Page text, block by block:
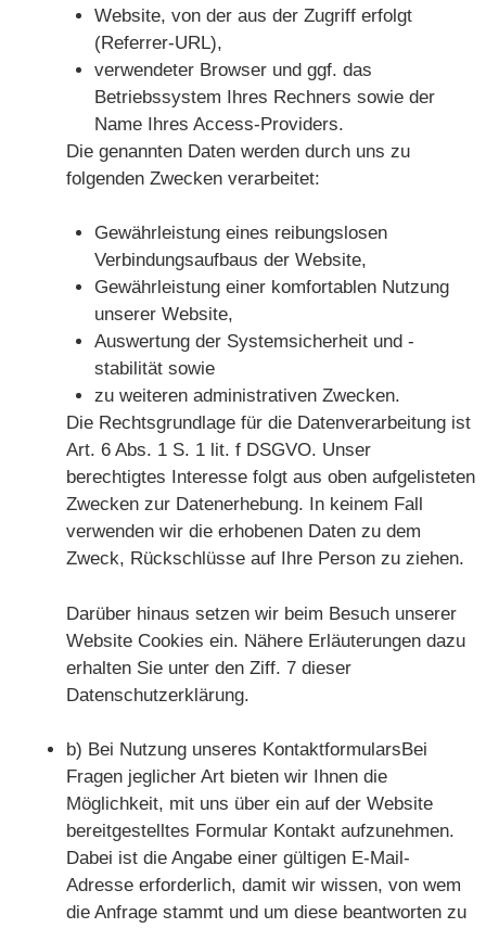
Website, von der aus der Zugriff erfolgt
(Referrer-URL),
verwendeter Browser und ggf. das
Betriebssystem Ihres Rechners sowie der
Name Ihres Access-Providers.
Die genannten Daten werden durch uns zu
folgenden Zwecken verarbeitet:
Gewährleistung eines reibungslosen
Verbindungsaufbaus der Website,
Gewährleistung einer komfortablen Nutzung
unserer Website,
Auswertung der Systemsicherheit und -
stabilität sowie
zu weiteren administrativen Zwecken.
Die Rechtsgrundlage für die Datenverarbeitung ist
Art. 6 Abs. 1 S. 1 lit. f DSGVO. Unser
berechtigtes Interesse folgt aus oben aufgelisteten
Zwecken zur Datenerhebung. In keinem Fall
verwenden wir die erhobenen Daten zu dem
Zweck, Rückschlüsse auf Ihre Person zu ziehen.
Darüber hinaus setzen wir beim Besuch unserer
Website Cookies ein. Nähere Erläuterungen dazu
erhalten Sie unter den Ziff. 7 dieser
Datenschutzerklärung.
b) Bei Nutzung unseres KontaktformularsBei
Fragen jeglicher Art bieten wir Ihnen die
Möglichkeit, mit uns über ein auf der Website
bereitgestelltes Formular Kontakt aufzunehmen.
Dabei ist die Angabe einer gültigen E-Mail-
Adresse erforderlich, damit wir wissen, von wem
die Anfrage stammt und um diese beantworten zu